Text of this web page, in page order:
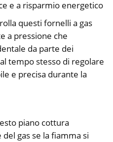
e a risparmio energetico
questi fornelli a gas
a pressione che
da parte dei
tempo stesso di regolare
e precisa durante la
piano cottura
gas se la fiamma si